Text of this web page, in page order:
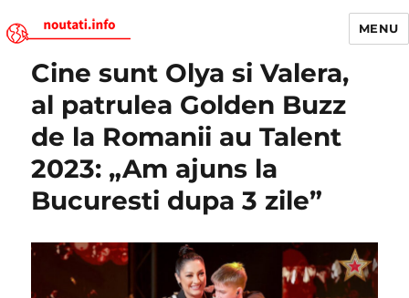
Noutati.Info
MENU
Cine sunt Olya si Valera,
al patrulea Golden Buzz
de la Romanii au Talent
2023: „Am ajuns la
Bucuresti dupa 3 zile”